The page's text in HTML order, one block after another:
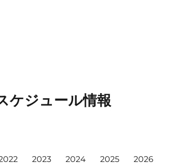
ケジュール情報
2023 2024 2025 2026